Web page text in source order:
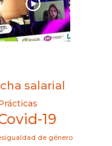
salarial
19
de género